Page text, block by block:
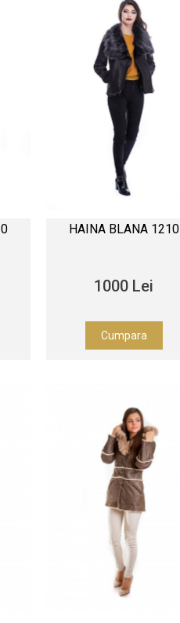
HAINA BLANA 1210
1000 Lei
Cumpara